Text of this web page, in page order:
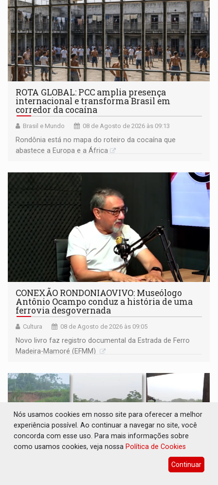
ROTA GLOBAL: PCC amplia presença
internacional e transforma Brasil em
corredor da cocaína
Brasil e Mundo 08 de Agosto de 2026 às 09:13
Rondônia está no mapa do roteiro da cocaína que
abastece a Europa e a África
CONEXÃO RONDONIAOVIVO: Museólogo
Antônio Ocampo conduz a história de uma
ferrovia desgovernada
Cultura 08 de Agosto de 2026 às 09:05
Novo livro faz registro documental da Estrada de Ferro
Madeira-Mamoré (EFMM)
Nós usamos cookies em nosso site para oferecer a melhor
experiência possível. Ao continuar a navegar no site, você
concorda com esse uso. Para mais informações sobre
como usamos cookies, veja nossa Política de Cookies
Continuar